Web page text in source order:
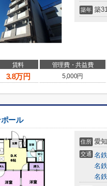
築年 築
賃料 管理費・共益費
3.8万円 5,000円
ール
住所 愛
交通 名
名
名